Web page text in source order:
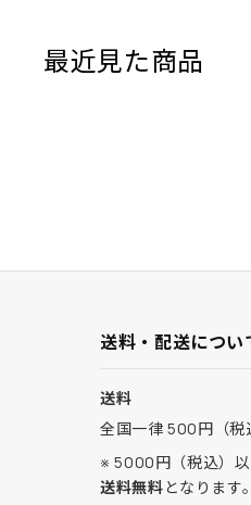
最近見た商品
送料・配送につい
送料
全国一律 500円（税
※ 5000円（税込）
送料無料となります。